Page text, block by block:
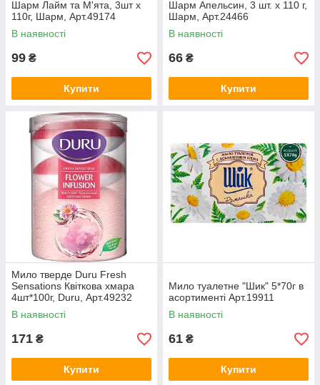
Шарм Лайм та М'ята, 3шт x
110г, Шарм, Арт.49174
В наявності
99 ₴
Купити
Шарм Апельсин, 3 шт. x 110 г,
Шарм, Арт.24466
В наявності
66 ₴
Купити
Мило тверде Duru Fresh
Sensations Квіткова хмара
4шт*100г, Duru, Арт.49232
В наявності
171 ₴
Купити
Мило туалетне "Шик" 5*70г в
асортименті Арт.19911
В наявності
61 ₴
Купити